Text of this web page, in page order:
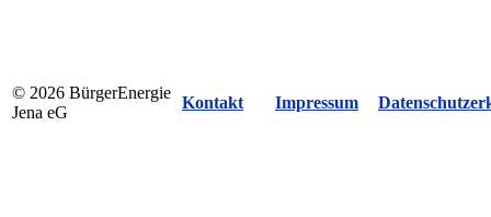
© 2026 BürgerEnergie
Jena eG
Kontakt Impressum